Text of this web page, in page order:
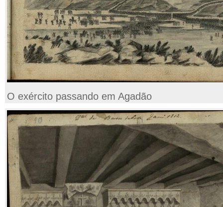
O exército passando em Agadão